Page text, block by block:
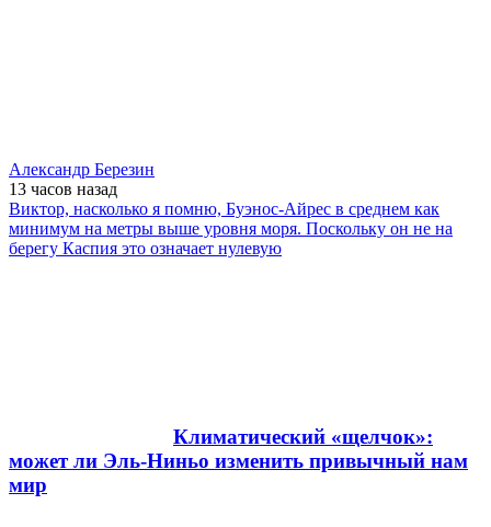
Александр Березин
13 часов назад
Виктор, насколько я помню, Буэнос-Айрес в среднем как
минимум на метры выше уровня моря. Поскольку он не на
берегу Каспия это означает нулевую
Климатический «щелчок»:
может ли Эль-Ниньо изменить привычный нам
мир